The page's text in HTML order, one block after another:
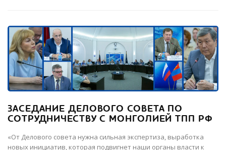
ЗАСЕДАНИЕ ДЕЛОВОГО СОВЕТА ПО
СОТРУДНИЧЕСТВУ С МОНГОЛИЕЙ ТПП РФ
«От Делового совета нужна сильная экспертиза, выработка
новых инициатив, которая подвигнет наши органы власти к